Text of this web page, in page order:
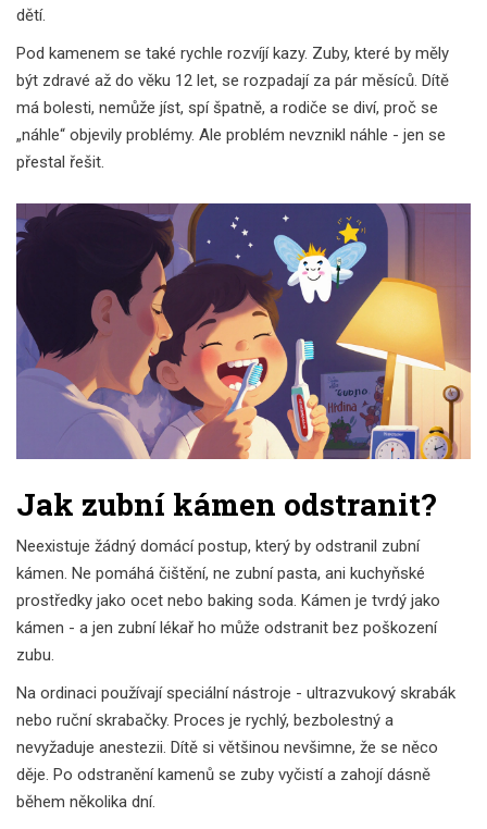
dětí.
Pod kamenem se také rychle rozvíjí kazy. Zuby, které by měly
být zdravé až do věku 12 let, se rozpadají za pár měsíců. Dítě
má bolesti, nemůže jíst, spí špatně, a rodiče se diví, proč se
„náhle“ objevily problémy. Ale problém nevznikl náhle - jen se
přestal řešit.
Jak zubní kámen odstranit?
Neexistuje žádný domácí postup, který by odstranil zubní
kámen. Ne pomáhá čištění, ne zubní pasta, ani kuchyňské
prostředky jako ocet nebo baking soda. Kámen je tvrdý jako
kámen - a jen zubní lékař ho může odstranit bez poškození
zubu.
Na ordinaci používají speciální nástroje - ultrazvukový skrabák
nebo ruční skrabačky. Proces je rychlý, bezbolestný a
nevyžaduje anestezii. Dítě si většinou nevšimne, že se něco
děje. Po odstranění kamenů se zuby vyčistí a zahojí dásně
během několika dní.